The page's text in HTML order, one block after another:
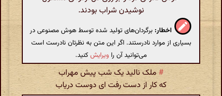
نوشیدن شراب بودند.
اخطار: برگردان‌های تولید شده توسط هوش مصنوعی در
بسیاری از موارد نادرستند. اگر این متن به نظرتان نادرست است
می‌توانید آن را ویرایشکنید.
#ملک نالید یک شب پیش مهراب
که کار از دست رفت ای دوست دریاب